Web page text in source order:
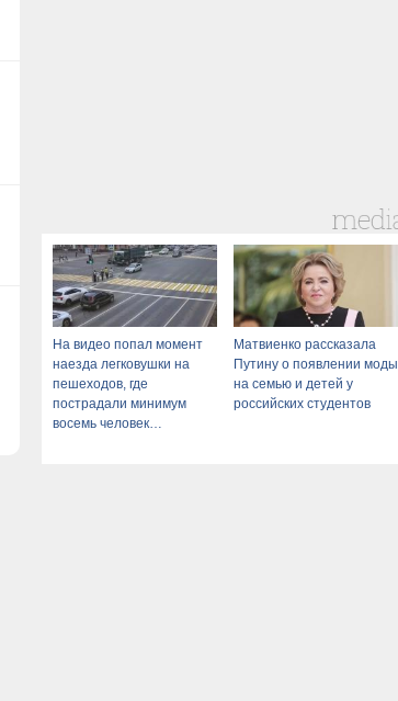
На видео попал момент
наезда легковушки на
пешеходов, где
пострадали минимум
восемь человек
Матвиенко рассказала
Путину о появлении моды
на семью и детей у
российских студентов